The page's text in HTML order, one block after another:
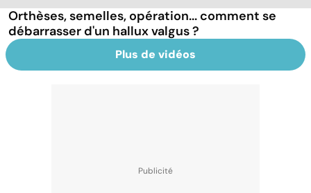
Orthèses, semelles, opération... comment se
débarrasser d'un hallux valgus ?
Plus de vidéos